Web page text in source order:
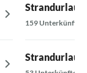
Strandurlaub
159 Unterkünfte